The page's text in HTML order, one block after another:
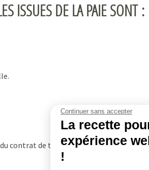
Continuer sans accepter
La recette
expérience
!
ISSUES DE LA PAIE SONT :
contrat de travail.